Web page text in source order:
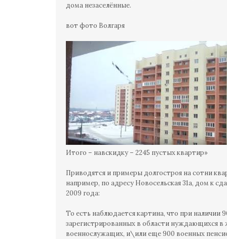
дома незаселённые.
вот фото Волгаря
Итого – навскидку – 2245 пустых квартир»
Приводятся и примеры долгостроя на сотни
например, по адресу Новосельская 31а, дом к
2009 года:
То есть наблюдается картина, что при наличии
зарегистрированных в области нуждающихся в
военнослужащих, и\или еще 900 военных